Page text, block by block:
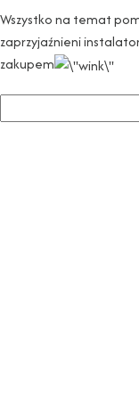
Wszystko na temat
zaprzyjaźnieni
zakupem